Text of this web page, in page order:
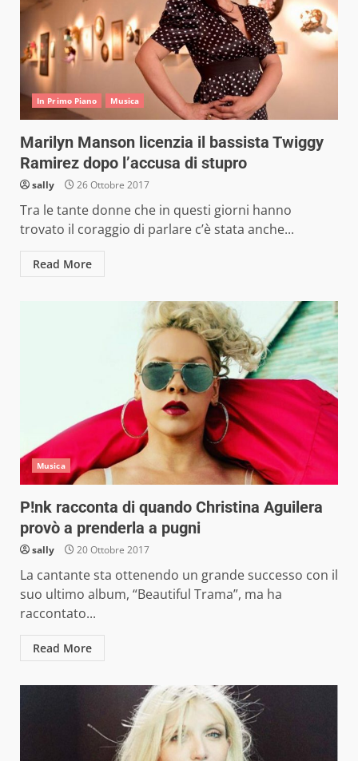
In Primo Piano Musica
Marilyn Manson licenzia il bassista Twiggy
Ramirez dopo l’accusa di stupro
sally 26 Ottobre 2017
Tra le tante donne che in questi giorni hanno
trovato il coraggio di parlare c’è stata anche...
Read More
Musica
P!nk racconta di quando Christina Aguilera
provò a prenderla a pugni
sally 20 Ottobre 2017
La cantante sta ottenendo un grande successo con il
suo ultimo album, “Beautiful Trama”, ma ha
raccontato...
Read More